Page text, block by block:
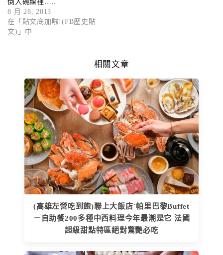
倒入碗粿裡…..
8 月 28, 2013
在「貼文底加啦!(FB歷史貼
文)」中
相關文章
(高雄左營吃到飽)聯上大飯店˙帕里巴黎Buffet
－自助餐200多種中西料理今年最潮是它 法國
超級甜點特區絕對驚艷必吃